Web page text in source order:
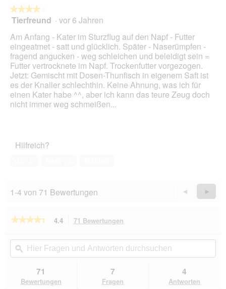
i
r
e
i
n
m
o
d
a
l
f
d
e
ö
f
★★★★★
★★★★★
4
5
Sternen.
Tierfreund · vor 6 Jahren
Am Anfang - Kater im Sturzflug auf den Napf - Futter
eingeatmet - satt und glücklich. Später - Naserümpfen -
fragend angucken - weg schleichen und beleidigt sein =
Futter vertrocknete im Napf. Trockenfutter vorgezogen.
Jetzt: Gemischt mit Dosen-Thunfisch in eigenem Saft ist
es der Knaller schlechthin. Keine Ahnung, was ich für
einen Kater habe ^^, aber ich kann das teure Zeug doch
nicht immer weg schmeißen...
Hilfreich?
1-4 von 71 Bewertungen
Zurück
Reviews
◄
Weiter
►
★★★★★
★★★★★
5
lesen
PREMIERE
4.4 71 Bewertungen
Aktion
navigierst
du
Hier
Fragen
und
Antworten
durchsuchen
ϙ
71
Bewertungen
7
Fragen
4
Antworten